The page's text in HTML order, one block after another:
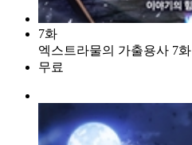
7화
엑스트라물의 가출용사 7화
무료